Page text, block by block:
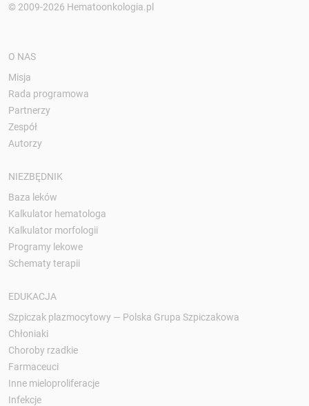
© 2009-2026 Hematoonkologia.pl
O NAS
Misja
Rada programowa
Partnerzy
Zespół
Autorzy
NIEZBĘDNIK
Baza leków
Kalkulator hematologa
Kalkulator morfologii
Programy lekowe
Schematy terapii
EDUKACJA
Szpiczak plazmocytowy — Polska Grupa Szpiczakowa
Chłoniaki
Choroby rzadkie
Farmaceuci
Inne mieloproliferacje
Infekcje